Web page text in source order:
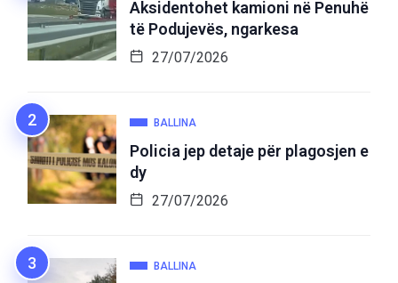
Aksidentohet kamioni në Penuhë
të Podujevës, ngarkesa
27/07/2026
BALLINA
Policia jep detaje për plagosjen e
dy
27/07/2026
BALLINA